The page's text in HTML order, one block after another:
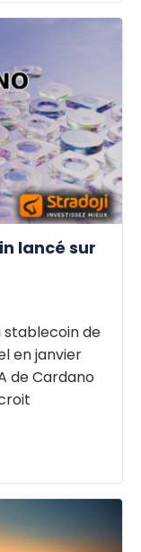
lancé sur
stablecoin de
en janvier
de Cardano